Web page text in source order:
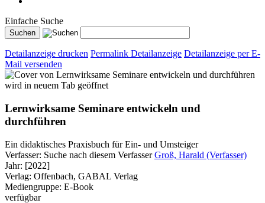
Einfache Suche
Detailanzeige drucken Permalink Detailanzeige Detailanzeige per E-
Mail versenden
wird in neuem Tab geöffnet
Lernwirksame Seminare entwickeln und
durchführen
Ein didaktisches Praxisbuch für Ein- und Umsteiger
Verfasser: Suche nach diesem Verfasser Groß, Harald (Verfasser)
Jahr: [2022]
Verlag: Offenbach, GABAL Verlag
Mediengruppe: E-Book
verfügbar